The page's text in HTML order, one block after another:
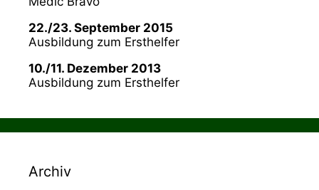
22./23. September 2015
Ausbildung zum Ersthelfer
10./11. Dezember 2013
Ausbildung zum Ersthelfer
Archiv